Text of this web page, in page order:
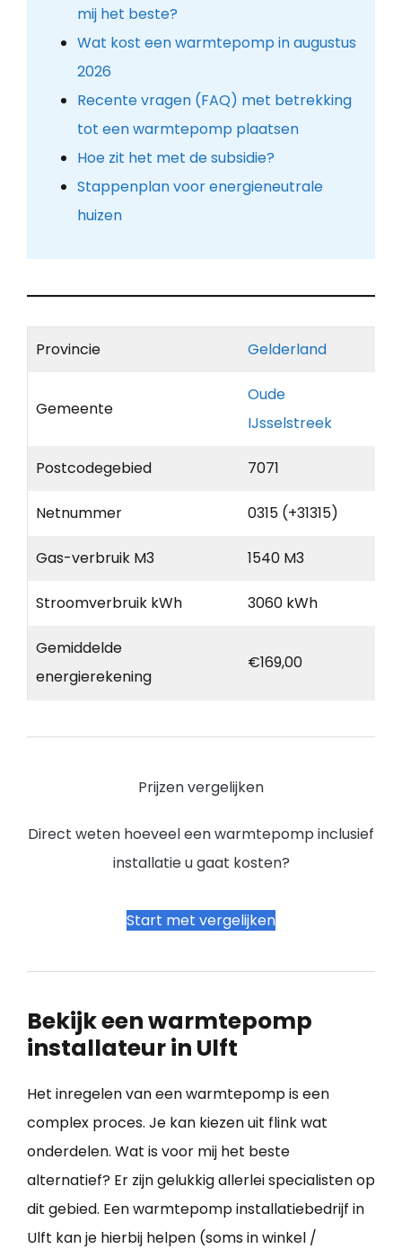
mij het beste?
Wat kost een warmtepomp in augustus
2026
Recente vragen (FAQ) met betrekking
tot een warmtepomp plaatsen
Hoe zit het met de subsidie?
Stappenplan voor energieneutrale
huizen
Provincie Gelderland
Gemeente
Oude
IJsselstreek
Postcodegebied 7071
Netnummer 0315 (+31315)
Gas-verbruik M3 1540 M3
Stroomverbruik kWh 3060 kWh
Gemiddelde
energierekening
€169,00
Prijzen vergelijken
Direct weten hoeveel een warmtepomp inclusief
installatie u gaat kosten?
Start met vergelijken
Bekijk een warmtepomp
installateur in Ulft
Het inregelen van een warmtepomp is een
complex proces. Je kan kiezen uit flink wat
onderdelen. Wat is voor mij het beste
alternatief? Er zijn gelukkig allerlei specialisten op
dit gebied. Een warmtepomp installatiebedrijf in
Ulft kan je hierbij helpen (soms in winkel /